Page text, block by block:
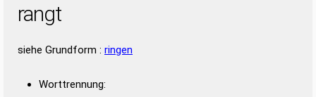
rangt
siehe Grundform : ringen
Worttrennung: